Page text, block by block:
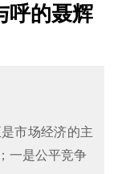
呼的聂辉
市场经济的主
一是公平竞争